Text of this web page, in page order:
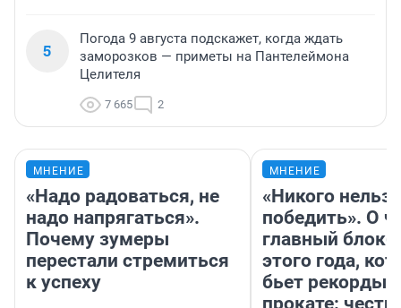
5
Погода 9 августа подскажет, когда ждать
заморозков — приметы на Пантелеймона
Целителя
7 665 2
МНЕНИЕ
«Надо радоваться, не
надо напрягаться».
Почему зумеры
перестали стремиться
к успеху
МНЕНИЕ
«Никого нельзя
победить». О
главный
этого года,
бьет рекорды в
прокате: